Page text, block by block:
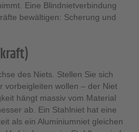
Eine Blindnietverbindung
bewältigen: Scherung und
des Niets. Stellen Sie sich
vorbeigleiten wollen – der Niet
hängt massiv vom Material
ab. Ein Stahlniet hat eine
als ein Aluminiumniet gleichen